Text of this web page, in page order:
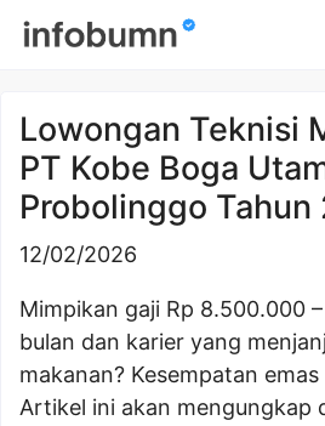
Skip
Lowongan Teknisi
PT Kobe Boga
Probolinggo Tahun
12/02/2026
Mimpikan gaji Rp 8.500.000
bulan dan karier yang
makanan? Kesempatan
Artikel ini akan mengungkap